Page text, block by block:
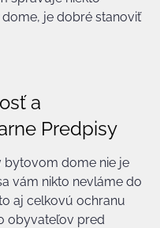
je dobré stanoviť
a
Predpisy
bytovom dome nie je
vám nikto nevláme do
aj celkovú ochranu
obyvateľov pred